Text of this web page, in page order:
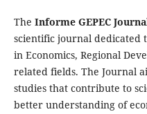
The Informe GEPEC
scientific journal dedicated
in Economics, Regional
related fields. The Journal
studies that contribute to
better understanding of